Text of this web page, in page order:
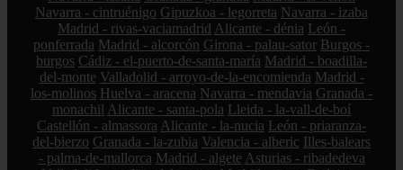
Navarra - cintruénigo Gipuzkoa - legorreta Navarra - izaba
Madrid - rivas-vaciamadrid Alicante - dénia León -
ponferrada Madrid - alcorcón Girona - palau-sator Burgos -
burgos Cádiz - el-puerto-de-santa-maría Madrid - boadilla-
del-monte Valladolid - arroyo-de-la-encomienda Madrid -
los-molinos Huelva - aracena Navarra - mendavia Granada -
monachil Alicante - santa-pola Lleida - la-vall-de-boí
Castellón - almassora Alicante - la-nucia León - priaranza-
del-bierzo Granada - la-zubia Valencia - alberic Illes-balears
- palma-de-mallorca Madrid - algete Asturias - ribadedeva